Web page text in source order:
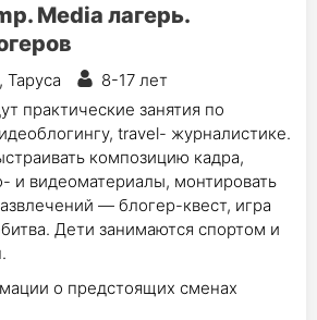
Media лагерь.
Таруса
8-17 лет
практические занятия по
travel- журналистике.
композицию кадра,
и видеоматериалы, монтировать
— блогер-квест, игра
Дети занимаются спортом и
о предстоящих сменах